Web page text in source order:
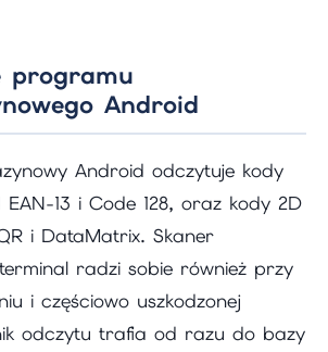
programu
Android
Android odczytuje kody
EAN-13 i Code 128, oraz kody 2D
i DataMatrix. Skaner
radzi sobie również przy
i częściowo uszkodzonej
odczytu trafia od razu do bazy